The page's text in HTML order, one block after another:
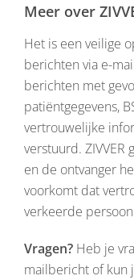
Meer over
Het is een veilige
berichten via e-
berichten met
patiëntgegevens,
vertrouwelijke
verstuurd.
en de ontvanger
voorkomt dat
verkeerde
Vragen? Heb je
mailbericht of kun